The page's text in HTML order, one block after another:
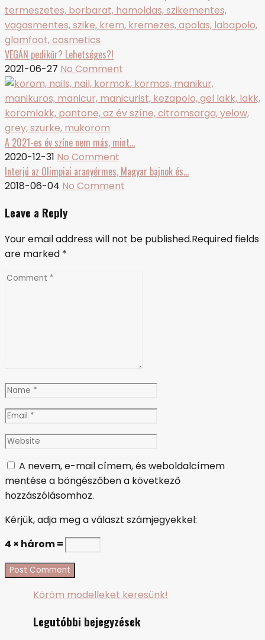
VEGÁN pedikűr? Lehetséges?!
2021-06-27 No Comment
A 2021-es év színe nem más, mint…
2020-12-31 No Comment
Interjú az Olimpiai aranyérmes, Magyar bajnok és…
2018-06-04 No Comment
Leave a Reply
Your email address will not be published.Required fields
are marked *
Comment
Name
Email
Website
A nevem, e-mail címem, és weboldalcímem
mentése a böngészőben a következő
hozzászólásomhoz.
Kérjük, adja meg a választ számjegyekkel:
4 × három =
Köröm modelleket keresünk!
Legutóbbi bejegyzések